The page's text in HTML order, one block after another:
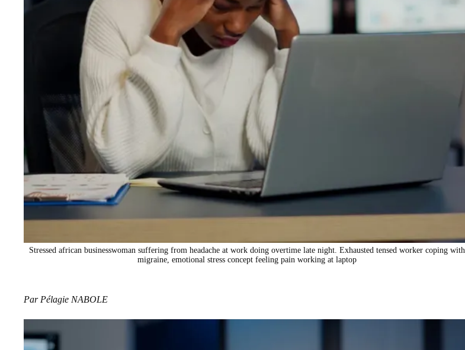
Stressed african businesswoman suffering from headache at work doing overtime late night. Exhausted tensed worker coping with
migraine, emotional stress concept feeling pain working at laptop
Par Pélagie NABOLE